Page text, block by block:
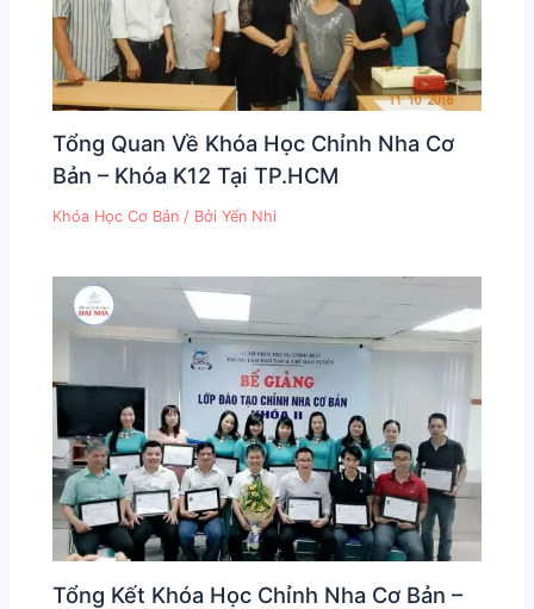
Tổng Quan Về Khóa Học Chỉnh Nha Cơ
Bản – Khóa K12 Tại TP.HCM
Khóa Học Cơ Bản / BởiYến Nhi
Tổng Kết Khóa Học Chỉnh Nha Cơ Bản –